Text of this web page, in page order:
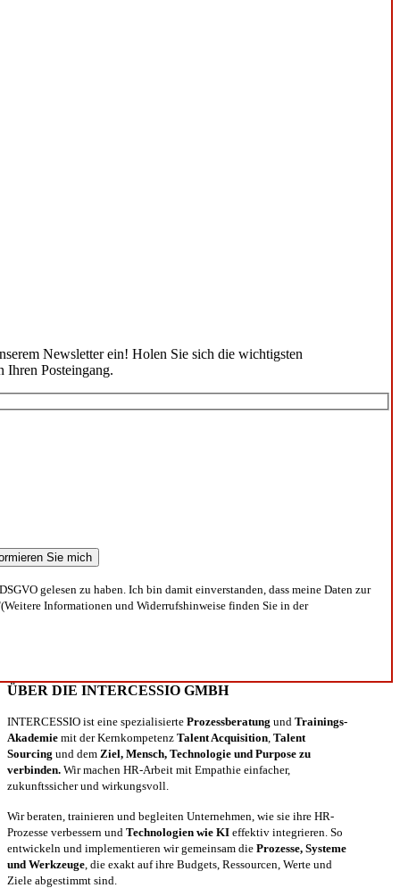
Newsletter ein! Holen Sie sich die wichtigsten
Ihren Posteingang.
gelesen zu haben. Ich bin damit einverstanden, dass meine Daten zur
Informationen und Widerrufshinweise finden Sie in der
ÜBER DIE INTERCESSIO GMBH
INTERCESSIO ist eine spezialisierte Prozessberatung und Trainings-
Akademie mit der Kernkompetenz Talent Acquisition Talent
Sourcing und dem Ziel, Mensch, Technologie und Purpose zu
verbinden. Wir machen HR-Arbeit mit Empathie einfacher,
zukunftssicher und wirkungsvoll.
Wir beraten, trainieren und begleiten Unternehmen, wie sie ihre HR-
Prozesse verbessern und Technologien wie KI effektiv integrieren. So
entwickeln und implementieren wir gemeinsam die Prozesse, Systeme
und Werkzeuge , die exakt auf ihre Budgets, Ressourcen, Werte und
Ziele abgestimmt sind.